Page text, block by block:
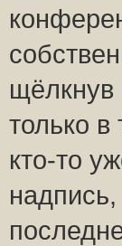
щёлкнув
только в
кто-то